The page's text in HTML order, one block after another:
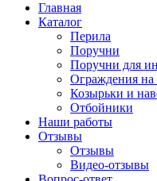
Главная
Каталог
Перила
Поручни
Поручни для
Ограждения на
Козырьки и
Отбойники
Наши работы
Отзывы
Отзывы
Видео-отзывы